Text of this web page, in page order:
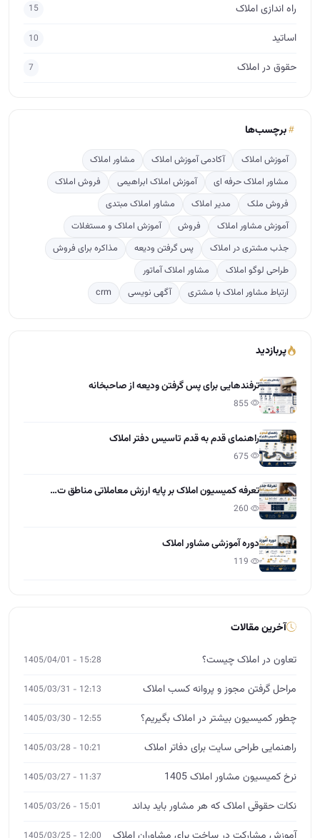
راه اندازی املاک 15
اساتید 10
حقوق در املاک 7
برچسب‌ها
آموزش املاک آکادمی آموزش املاک
مشاور املاک
مشاور املاک حرفه ای
آموزش املاک ابراهیمی
فروش املاک
فروش ملک
مدیر املاک
مشاور املاک مبتدی
آموزش مشاور املاک
فروش
آموزش املاک و مستغلات
جذب مشتری در املاک
پس گرفتن ودیعه
مذاکره برای فروش
طراحی لوگو املاک
مشاور املاک آماتور
ارتباط مشاور املاک با مشتری
آگهی نویسی crm
پربازدید
ترفندهایی برای پس گرفتن ودیعه از صاحبخانه
راهنمای قدم به قدم تاسیس دفتر املاک
تعرفه کمیسیون املاک بر پایه ارزش معاملاتی مناطق ت…
دوره آموزشی مشاور املاک
آخرین مقالات
تعاون در املاک چیست؟ 15:28 - 1405/04/01
مراحل گرفتن مجوز و پروانه کسب املاک 12:13 - 1405/03/31
چطور کمیسیون بیشتر در املاک بگیریم؟ 12:55 - 1405/03/30
راهنمایی طراحی سایت برای دفاتر املاک 10:21 - 1405/03/28
نرخ کمیسیون مشاور املاک 1405 11:37 - 1405/03/27
نکات حقوقی املاک که هر مشاور باید بداند 15:01 - 1405/03/26